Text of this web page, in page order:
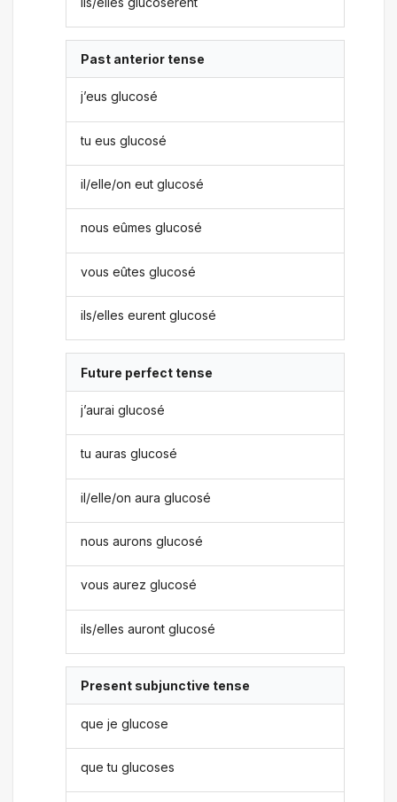
Past anterior tense
j’eus glucosé
tu eus glucosé
il/elle/on eut glucosé
nous eûmes glucosé
vous eûtes glucosé
ils/elles eurent glucosé
Future perfect tense
j’aurai glucosé
tu auras glucosé
il/elle/on aura glucosé
nous aurons glucosé
vous aurez glucosé
ils/elles auront glucosé
Present subjunctive tense
que je glucose
que tu glucoses